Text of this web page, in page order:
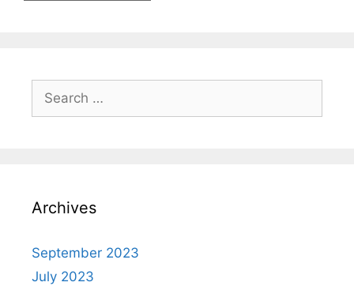
Archives
September 2023
July 2023